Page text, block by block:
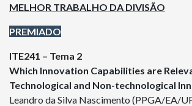
MELHOR TRABALHO DA DIVISÃO
PREMIADO
ITE241 – Tema 2
Which Innovation Capabilities are
Technological and Non-technological
Leandro da Silva Nascimento (PPGA/EA/